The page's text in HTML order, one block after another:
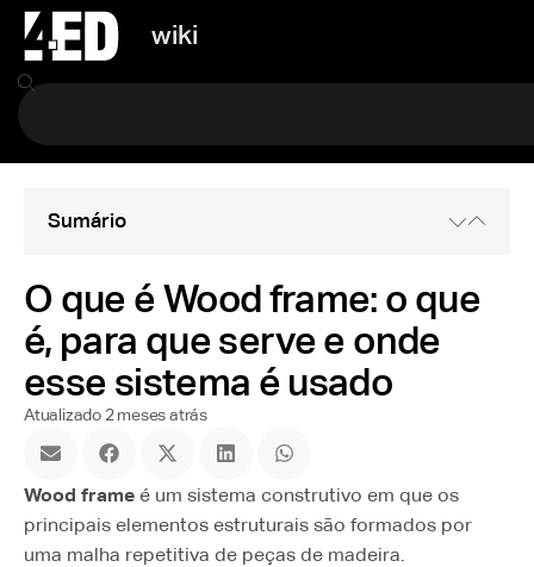
wiki
Sumário
O que é Wood frame: o que
é, para que serve e onde
esse sistema é usado
Atualizado 2 meses atrás
Wood frame é um sistema construtivo em que os
principais elementos estruturais são formados por
uma malha repetitiva de peças de madeira.